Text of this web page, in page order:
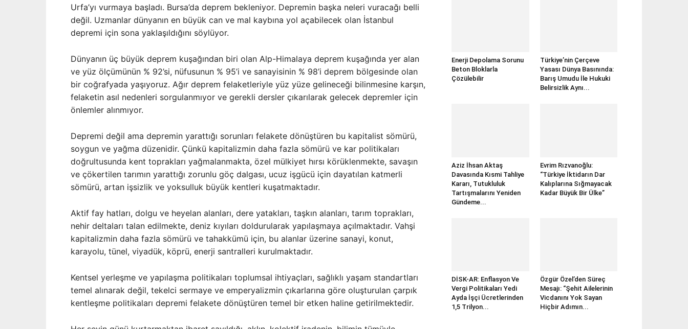
Urfa’yı vurmaya başladı. Bursa’da deprem bekleniyor. Depremin başka neleri vuracağı belli
değil. Uzmanlar dünyanın en büyük can ve mal kaybına yol açabilecek olan İstanbul
depremi için sona yaklaşıldığını söylüyor.
Dünyanın üç büyük deprem kuşağından biri olan Alp-Himalaya deprem kuşağında yer alan
ve yüz ölçümünün % 92’si, nüfusunun % 95’i ve sanayisinin % 98’i deprem bölgesinde olan
bir coğrafyada yaşıyoruz. Ağır deprem felaketleriyle yüz yüze gelineceği bilinmesine karşın,
felaketin asıl nedenleri sorgulanmıyor ve gerekli dersler çıkarılarak gelecek depremler için
önlemler alınmıyor.
Depremi değil ama depremin yarattığı sorunları felakete dönüştüren bu kapitalist sömürü,
soygun ve yağma düzenidir. Çünkü kapitalizmin daha fazla sömürü ve kar politikaları
doğrultusunda kent toprakları yağmalanmakta, özel mülkiyet hırsı körüklenmekte, savaşın
ve çökertilen tarımın yarattığı zorunlu göç dalgası, ucuz işgücü için dayatılan katmerli
sömürü, artan işsizlik ve yoksulluk büyük kentleri kuşatmaktadır.
Aktif fay hatları, dolgu ve heyelan alanları, dere yatakları, taşkın alanları, tarım toprakları,
nehir deltaları talan edilmekte, deniz kıyıları doldurularak yapılaşmaya açılmaktadır. Vahşi
kapitalizmin daha fazla sömürü ve tahakkümü için, bu alanlar üzerine sanayi, konut,
karayolu, tünel, viyadük, köprü, enerji santralleri kurulmaktadır.
Kentsel yerleşme ve yapılaşma politikaları toplumsal ihtiyaçları, sağlıklı yaşam standartları
temel alınarak değil, tekelci sermaye ve emperyalizmin çıkarlarına göre oluşturulan çarpık
kentleşme politikaları depremi felakete dönüştüren temel bir etken haline getirilmektedir.
Enerji Depolama Sorunu
Beton Bloklarla
Çözülebilir
Türkiye’nin Çerçeve
Yasası Dünya Basınında:
Barış Umudu İle Hukuki
Belirsizlik Aynı...
Aziz İhsan Aktaş
Davasında Kısmi Tahliye
Kararı, Tutukluluk
Tartışmalarını Yeniden
Gündeme...
Evrim Rızvanoğlu:
“Türkiye İktidarın Dar
Kalıplarına Sığmayacak
Kadar Büyük Bir Ülke”
DİSK-AR: Enflasyon Ve
Vergi Politikaları Yedi
Ayda İşçi Ücretlerinden
1,5 Trilyon...
Özgür Özel’den Süreç
Mesajı: “Şehit Ailelerinin
Vicdanını Yok Sayan
Hiçbir Adımın...